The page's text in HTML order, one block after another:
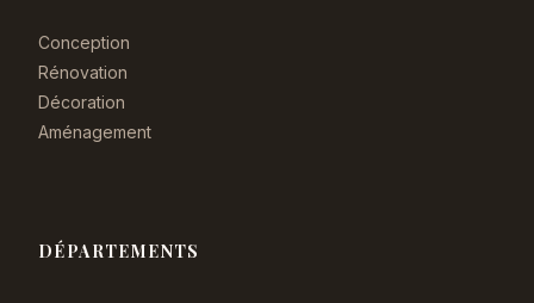
Conception
Rénovation
Décoration
Aménagement
DÉPARTEMENTS